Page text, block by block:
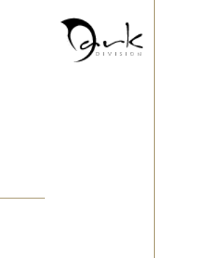
Extasy-Nirvana -это
progressive grunge. Между
группа "Extasy". Исходный
piano; Pantel - bass; Axl -